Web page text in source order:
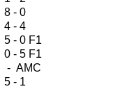
8 - 0
4 - 4
5 - 0 F1
0 - 5 F1
- AMC
5 - 1